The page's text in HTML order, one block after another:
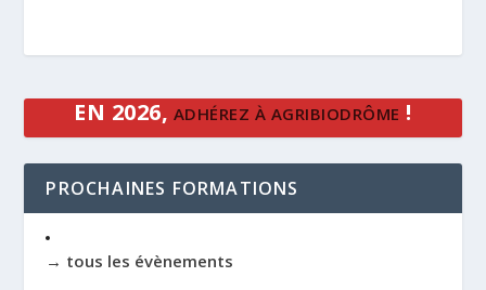
EN 2026, ADHÉREZ À AGRIBIODRÔME !
PROCHAINES FORMATIONS
→ tous les évènements